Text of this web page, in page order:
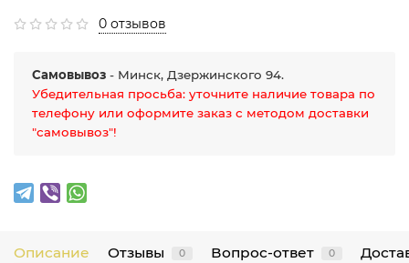
0 отзывов
Самовывоз - Минск, Дзержинского 94.
Убедительная просьба: уточните наличие товара по
телефону или оформите заказ с методом доставки
"самовывоз"!
Описание Отзывы 0 Вопрос-ответ 0